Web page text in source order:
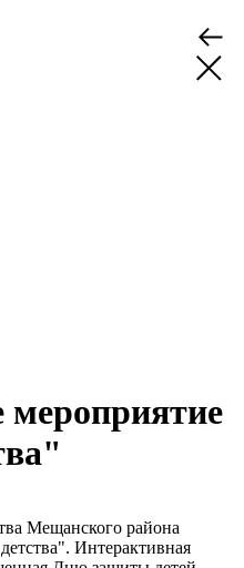
мероприятие
Мещанского района
Интерактивная